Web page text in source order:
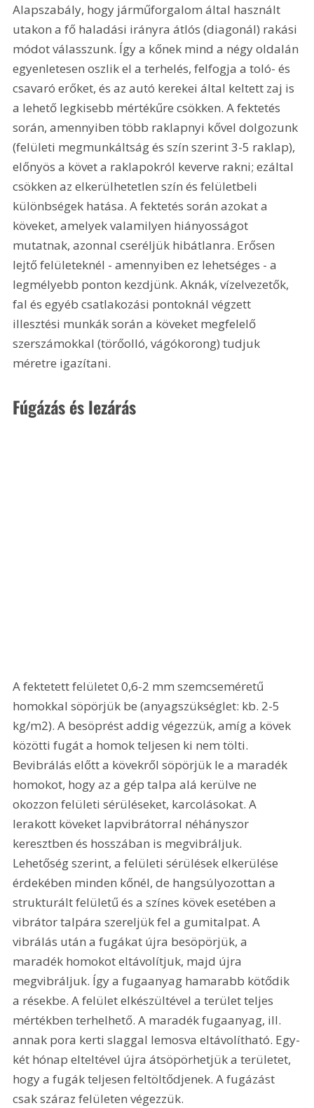
Alapszabály, hogy járműforgalom által használt
utakon a fő haladási irányra átlós (diagonál) rakási
módot válasszunk. Így a kőnek mind a négy oldalán
egyenletesen oszlik el a terhelés, felfogja a toló- és
csavaró erőket, és az autó kerekei által keltett zaj is
a lehető legkisebb mértékűre csökken. A fektetés
során, amennyiben több raklapnyi kővel dolgozunk
(felületi megmunkáltság és szín szerint 3-5 raklap),
előnyös a követ a raklapokról keverve rakni; ezáltal
csökken az elkerülhetetlen szín és felületbeli
különbségek hatása. A fektetés során azokat a
köveket, amelyek valamilyen hiányosságot
mutatnak, azonnal cseréljük hibátlanra. Erősen
lejtő felületeknél - amennyiben ez lehetséges - a
legmélyebb ponton kezdjünk. Aknák, vízelvezetők,
fal és egyéb csatlakozási pontoknál végzett
illesztési munkák során a köveket megfelelő
szerszámokkal (törőolló, vágókorong) tudjuk
méretre igazítani.
Fúgázás és lezárás
A fektetett felületet 0,6-2 mm szemcseméretű
homokkal söpörjük be (anyagszükséglet: kb. 2-5
kg/m2). A besöprést addig végezzük, amíg a kövek
közötti fugát a homok teljesen ki nem tölti.
Bevibrálás előtt a kövekről söpörjük le a maradék
homokot, hogy az a gép talpa alá kerülve ne
okozzon felületi sérüléseket, karcolásokat. A
lerakott köveket lapvibrátorral néhányszor
keresztben és hosszában is megvibráljuk.
Lehetőség szerint, a felületi sérülések elkerülése
érdekében minden kőnél, de hangsúlyozottan a
strukturált felületű és a színes kövek esetében a
vibrátor talpára szereljük fel a gumitalpat. A
vibrálás után a fugákat újra besöpörjük, a
maradék homokot eltávolítjuk, majd újra
megvibráljuk. Így a fugaanyag hamarabb kötődik
a résekbe. A felület elkészültével a terület teljes
mértékben terhelhető. A maradék fugaanyag, ill.
annak pora kerti slaggal lemosva eltávolítható. Egy-
két hónap elteltével újra átsöpörhetjük a területet,
hogy a fugák teljesen feltöltődjenek. A fugázást
csak száraz felületen végezzük.